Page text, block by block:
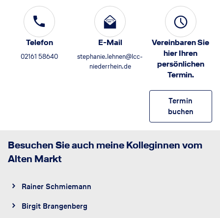
Telefon
02161 58640
E-Mail
stephanie.lehnen@lcc-
niederrhein.de
Vereinbaren Sie
hier Ihren
persönlichen
Termin.
Termin
buchen
Besuchen Sie auch meine Kolleginnen vom
Alten Markt
Rainer Schmiemann
Birgit Brangenberg